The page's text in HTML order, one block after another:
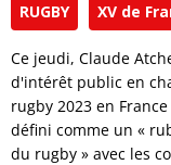
RUGBY
XV de
Ce jeudi, Claude
d'intérêt public en
rugby 2023 en
défini comme un «
du rugby » avec les